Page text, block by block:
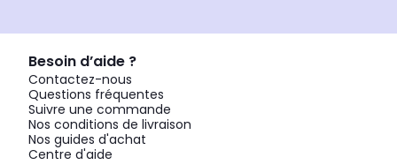
Besoin d’aide ?
Contactez-nous
Questions fréquentes
Suivre une commande
Nos conditions de livraison
Nos guides d'achat
Centre d'aide